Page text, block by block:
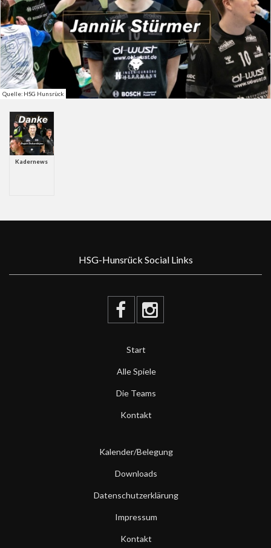
Quelle: HSG Hunsrück
Kadernews
HSG-Hunsrück Social Links
Start
Alle Spiele
Die Teams
Kontakt
Kalender/Belegung
Downloads
Datenschutzerklärung
Impressum
Kontakt